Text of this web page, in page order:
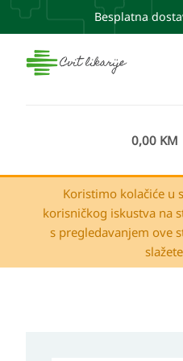
Besplatna
0,00 KM
Koristimo kolačiće u
korisničkog iskustva na
s pregledavanjem ove